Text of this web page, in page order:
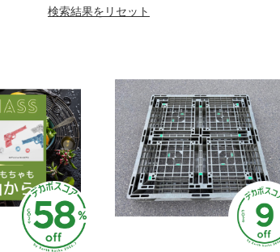
検索結果をリセット